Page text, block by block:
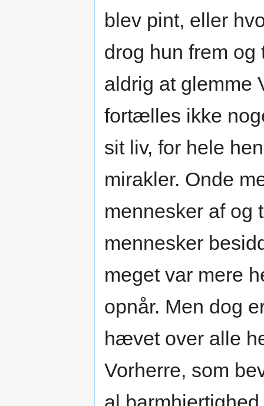
blev pint, eller
drog hun frem
aldrig at glemme
fortælles ikke
sit liv, for hele
mirakler. Onde
mennesker af og
mennesker
meget var mere
opnår. Men dog
hævet over alle
Vorherre, som